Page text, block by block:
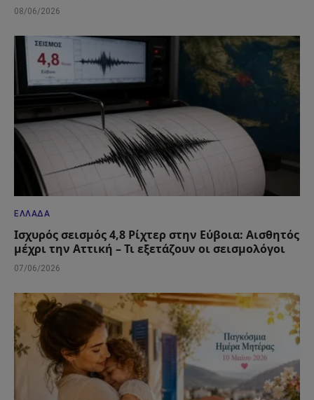
08/06/2026
ΕΛΛΆΔΑ
Ισχυρός σεισμός 4,8 Ρίχτερ στην Εύβοια: Αισθητός
μέχρι την Αττική – Τι εξετάζουν οι σεισμολόγοι
07/06/2026